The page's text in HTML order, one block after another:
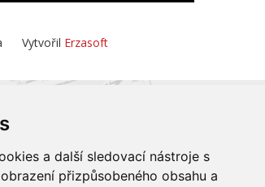
a další sledovací nástroje s
přizpůsobeného obsahu a
Vytvořil Erzasoft